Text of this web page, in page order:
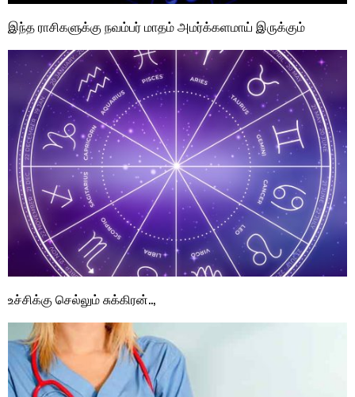
இந்த ராசிகளுக்கு நவம்பர் மாதம் அமர்க்களமாய் இருக்கும்
உச்சிக்கு செல்லும் சுக்கிரன்..,